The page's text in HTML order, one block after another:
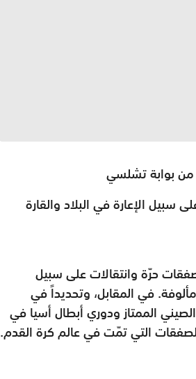
من بوابة تشلسي
الإعارة في البلاد والقارة
حرّة وانتقالات على سبيل
مألوفة. في المقابل، وتحديداً في
الممتاز ودوري أبطال أسيا في
التي تمّت في عالم كرة القدم.